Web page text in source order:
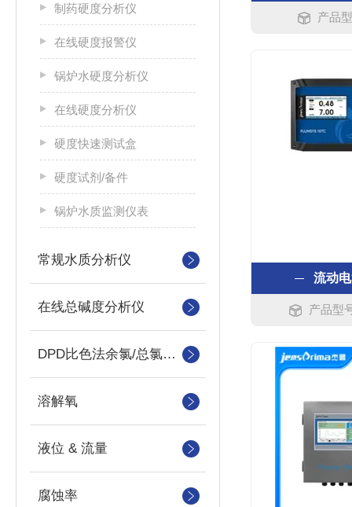
制药硬度分析仪
在线硬度报警仪
锅炉水硬度分析仪
在线硬度分析仪
硬度快速测试盒
硬度试剂/备件
锅炉水质监测仪表
常规水质分析仪
在线总碱度分析仪
DPD比色法余氯/总氯分析仪
溶解氧
液位 & 流量
腐蚀率
产品
流动
产品型